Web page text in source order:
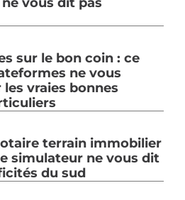
sur le bon coin : ce
ne vous
vraies bonnes
terrain immobilier
simulateur ne vous dit
du sud